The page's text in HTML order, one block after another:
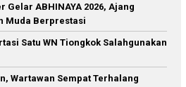
Gelar ABHINAYA 2026, Ajang
Muda Berprestasi
Satu WN Tiongkok Salahgunakan
Wartawan Sempat Terhalang